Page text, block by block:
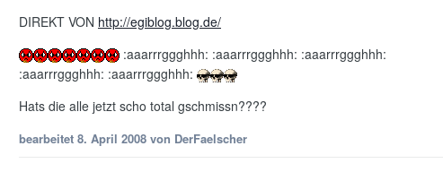
DIREKT VON http://egiblog.blog.de/
:aaarrrggghhh: :aaarrrggghhh: :aaarrrggghhh:
:aaarrrggghhh: :aaarrrggghhh:
Hats die alle jetzt scho total gschmissn????
bearbeitet 8. April 2008 von DerFaelscher